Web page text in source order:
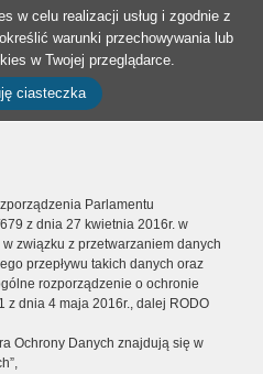
w celu realizacji usług i zgodnie z
warunki przechowywania lub
w Twojej przeglądarce.
ciasteczka
Parlamentu
z dnia 27 kwietnia 2016r. w
związku z przetwarzaniem danych
przepływu takich danych oraz
rozporządzenie o ochronie
z dnia 4 maja 2016r., dalej RODO
Ochrony Danych znajdują się w